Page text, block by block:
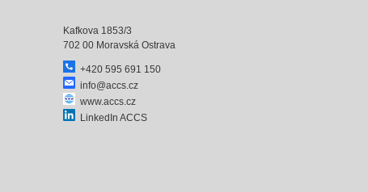
Kafkova 1853/3
702 00 Moravská Ostrava
+420 595 691 150
info@accs.cz
www.accs.cz
LinkedIn ACCS